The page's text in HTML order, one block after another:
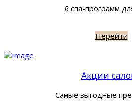
6 спа-программ
Перейти
Акции
Самые выгодные